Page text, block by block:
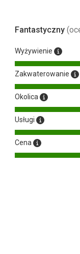
Fantastyczny
Wyżywienie
Zakwaterowanie
Okolica
Usługi
Cena